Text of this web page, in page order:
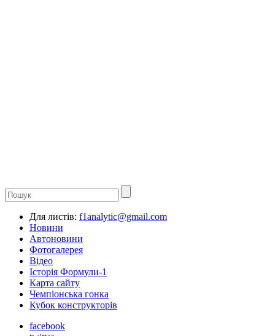
Для листів: f1analytic@gmail.com
Новини
Автоновини
Фотогалерея
Відео
Історія Формули-1
Карта сайту
Чемпіонська гонка
Кубок конструкторів
facebook